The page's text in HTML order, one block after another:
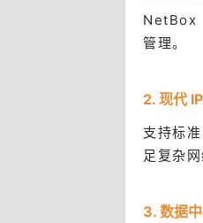
NetBox
管理。
2. 现代
支持标
足复杂网
3. 数据